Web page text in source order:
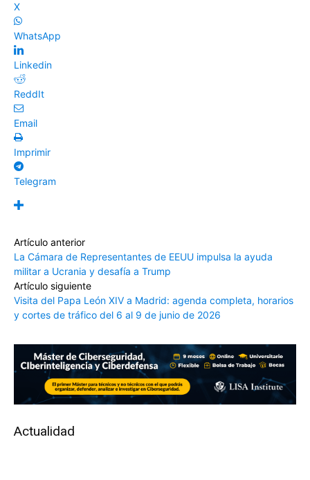
X
WhatsApp
Linkedin
ReddIt
Email
Imprimir
Telegram
Artículo anterior
La Cámara de Representantes de EEUU impulsa la ayuda
militar a Ucrania y desafía a Trump
Artículo siguiente
Visita del Papa León XIV a Madrid: agenda completa, horarios
y cortes de tráfico del 6 al 9 de junio de 2026
Actualidad